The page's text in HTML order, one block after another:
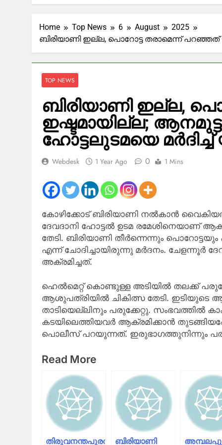
2 Hours Ago
30 മീറ്റർ
2 Hours Ago
അപൂര്‍വ്വ
2 Hours Ago
Home Top News 6 August
2025
ബിരിയാണി ഇല്ല, പൊറോട്ട തരാമെന്ന്
TOP NEWS
ബിരിയാണി ഇല്ല,
ഇഷ്ടമായില്ല;
ഹോട്ടലുടമയെ
Webdesk 1 Year Ago 0 1 Mins
കോഴിക്കോട് ബിരിയാണി നല്‍കാന്‍
ദേവദാനി ഹോട്ടല്‍ ഉടമ രമേശിനെയാണ്
തേടി. ബിരിയാണി തീര്‍ന്നെന്നും
എന്ന് ചോദിച്ചായിരുന്നു മര്‍ദനം. ചേളന്നൂര്‍
അക്രമിച്ചത്.
ഹെല്‍മെറ്റ് കൊണ്ടുള്ള അടിയില്‍ തലക്ക്
ആശുപത്രിയില്‍ ചികിത്സ തേടി. ഇടിയുടെ
താടിയെല്ലിനും പരുക്കേറ്റു.
കടയിലെത്തിയവര്‍ ആക്രമിക്കാന്‍
പൊലീസ് പറയുന്നത്. ഇരുഭാഗത്തുനിന്നും
Read More
തിരുവനന്തപുരത്ത് ബിരിയാണി